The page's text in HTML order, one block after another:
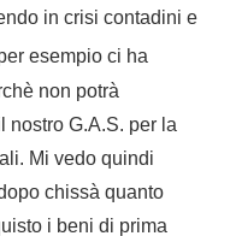
in crisi contadini e
esempio ci ha
non potrà
nostro G.A.S. per la
Mi vedo quindi
chissà quanto
i beni di prima